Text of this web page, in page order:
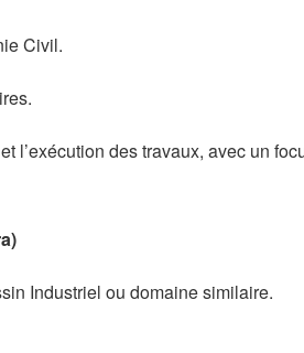
Civil.
l’exécution des travaux, avec un
Industriel ou domaine similaire.